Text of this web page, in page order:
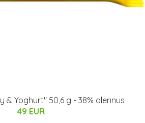
& Yoghurt" 50,6 g - 38% alennus
49 EUR